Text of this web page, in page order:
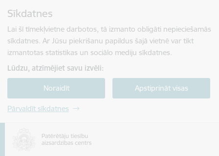
Sīkdatnes
Lai šī tīmekļvietne darbotos, tā izmanto obligāti nepieciešamās
sīkdatnes. Ar Jūsu piekrišanu papildus šajā vietnē var tikt
izmantotas statistikas un sociālo mediju sīkdatnes.
Lūdzu, atzīmējiet savu izvēli:
Noraidīt Apstiprināt visas
Pārvaldīt sīkdatnes